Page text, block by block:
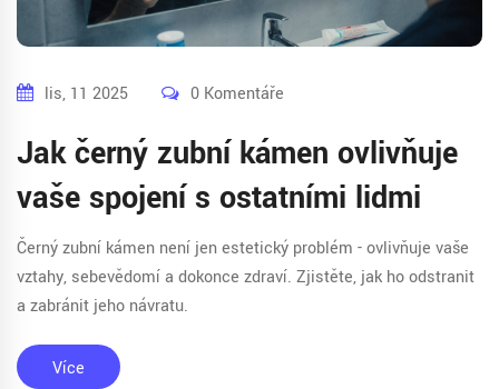
lis, 11 2025 0 Komentáře
Jak černý zubní kámen ovlivňuje
vaše spojení s ostatními lidmi
Černý zubní kámen není jen estetický problém - ovlivňuje vaše
vztahy, sebevědomí a dokonce zdraví. Zjistěte, jak ho odstranit
a zabránit jeho návratu.
Více